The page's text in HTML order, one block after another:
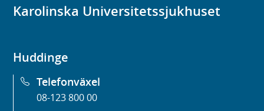
Karolinska Universitetssjukhuset
Huddinge
Telefonväxel
08-123 800 00